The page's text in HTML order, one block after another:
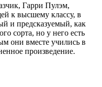
Гарри Пулэм,
к высшему классу, в
и предсказуемый, как
сорта, но у него есть
они вместе учились в
произведение.